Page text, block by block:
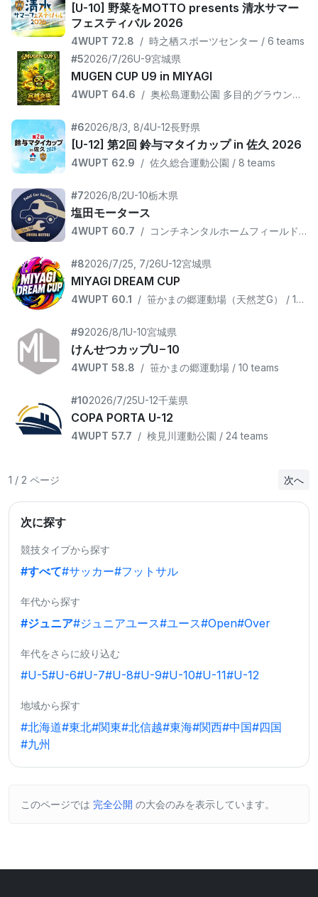
[U-10] 野菜をMOTTO presents 清水サマー
フェスティバル 2026
4WUPT 72.8 / 時之栖スポーツセンター / 6 teams
#52026/7/26U-9宮城県
MUGEN CUP U9 in MIYAGI
4WUPT 64.6 / 奥松島運動公園 多目的グラウンド（おおくらフィールド） / 8 teams
#62026/8/3, 8/4U-12長野県
[U-12] 第2回 鈴与マタイカップ in 佐久 2026
4WUPT 62.9 / 佐久総合運動公園 / 8 teams
#72026/8/2U-10栃木県
塩田モータース
4WUPT 60.7 / コンチネンタルホームフィールド / 10 teams
#82026/7/25, 7/26U-12宮城県
MIYAGI DREAM CUP
4WUPT 60.1 / 笹かまの郷運動場（天然芝G） / 12 teams
#92026/8/1U-10宮城県
けんせつカップU−10
4WUPT 58.8 / 笹かまの郷運動場 / 10 teams
#102026/7/25U-12千葉県
COPA PORTA U-12
4WUPT 57.7 / 検見川運動公園 / 24 teams
1 / 2 ページ 次へ
次に探す
競技タイプから探す
#すべて#サッカー#フットサル
年代から探す
#ジュニア#ジュニアユース#ユース#Open#Over
年代をさらに絞り込む
#U-5#U-6#U-7#U-8#U-9#U-10#U-11#U-12
地域から探す
#北海道#東北#関東#北信越#東海#関西#中国#四国
#九州
このページでは 完全公開 の大会のみを表示しています。